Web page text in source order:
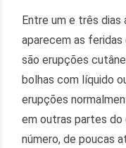
Entre um e três
aparecem as
são erupções
bolhas com líquido
erupções
em outras partes do
número, de poucas